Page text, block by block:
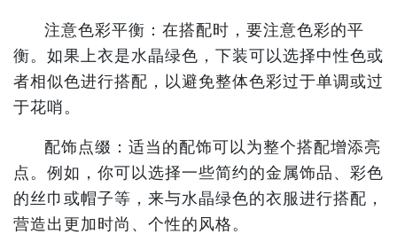
注意色彩平衡：在搭配时，要注意色彩的平
衡。如果上衣是水晶绿色，下装可以选择中性色或
者相似色进行搭配，以避免整体色彩过于单调或过
于花哨。
配饰点缀：适当的配饰可以为整个搭配增添亮
点。例如，你可以选择一些简约的金属饰品、彩色
的丝巾或帽子等，来与水晶绿色的衣服进行搭配，
营造出更加时尚、个性的风格。